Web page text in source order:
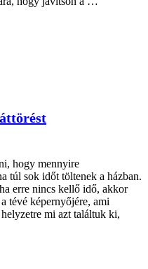
hogy mennyire
túl sok időt töltenek a házban.
erre nincs kellő idő, akkor
tévé képernyőjére, ami
mi azt találtuk ki,